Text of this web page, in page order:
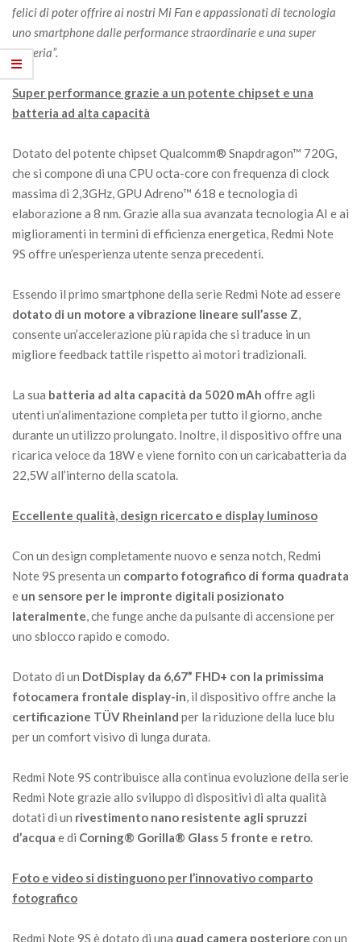
felici di poter offrire ai nostri Mi Fan e appassionati di tecnologia
uno smartphone dalle performance straordinarie e una super
batteria”.
Super performance grazie a un potente chipset e una
batteria ad alta capacità
Dotato del potente chipset Qualcomm® Snapdragon™ 720G,
che si compone di una CPU octa-core con frequenza di clock
massima di 2,3GHz, GPU Adreno™ 618 e tecnologia di
elaborazione a 8 nm. Grazie alla sua avanzata tecnologia AI e ai
miglioramenti in termini di efficienza energetica, Redmi Note
9S offre un’esperienza utente senza precedenti.
Essendo il primo smartphone della serie Redmi Note ad essere
dotato di un motore a vibrazione lineare sull’asse Z,
consente un’accelerazione più rapida che si traduce in un
migliore feedback tattile rispetto ai motori tradizionali.
La sua batteria ad alta capacità da 5020 mAh offre agli
utenti un’alimentazione completa per tutto il giorno, anche
durante un utilizzo prolungato. Inoltre, il dispositivo offre una
ricarica veloce da 18W e viene fornito con un caricabatteria da
22,5W all’interno della scatola.
Eccellente qualità, design ricercato e display luminoso
Con un design completamente nuovo e senza notch, Redmi
Note 9S presenta un comparto fotografico di forma quadrata
e un sensore per le impronte digitali posizionato
lateralmente, che funge anche da pulsante di accensione per
uno sblocco rapido e comodo.
Dotato di un DotDisplay da 6,67” FHD+ con la primissima
fotocamera frontale display-in, il dispositivo offre anche la
certificazione TÜV Rheinland per la riduzione della luce blu
per un comfort visivo di lunga durata.
Redmi Note 9S contribuisce alla continua evoluzione della serie
Redmi Note grazie allo sviluppo di dispositivi di alta qualità
dotati di un rivestimento nano resistente agli spruzzi
d’acqua e di Corning® Gorilla® Glass 5 fronte e retro.
Foto e video si distinguono per l’innovativo comparto
fotografico
Redmi Note 9S è dotato di una quad camera posteriore con un